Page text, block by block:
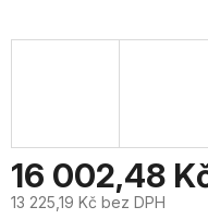
16 002,48
13 225,19 Kč bez DPH